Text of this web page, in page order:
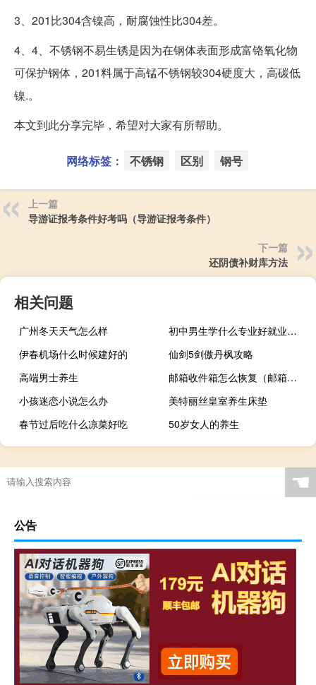
3、201比304含镍高，耐腐蚀性比304差。
4、4、不锈钢不易生锈是因为在钢体表面形成富铬氧化物
可保护钢体，201料属于高锰不锈钢较304硬度大，高碳低
镍.。
本文到此分享完毕，希望对大家有所帮助。
网络标签： 不锈钢 区别 钢号
上一篇
导游证报考条件好考吗（导游证报考条件）
下一篇
还阴债补财库方法
相关问题
广州冬天天气怎么样
初中男生学什么专业好就业前景好
伊春机场什么时候建好的
仙剑5剑傲丹枫攻略
高端男士养生
邮箱收件箱怎么恢复（邮箱收件箱打不开）
小孩迷恋小说怎么办
美特丽丝皇室养生床垫
春节过后吃什么凉菜好吃
50岁女人的养生
☚
公告